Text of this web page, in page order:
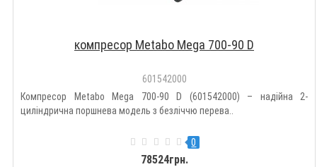
компресор Metabo Mega 700-90 D
601542000
Компресор Metabo Mega 700-90 D (601542000) – надійна 2-
циліндрична поршнева модель з безліччю перева..
0
78524грн.